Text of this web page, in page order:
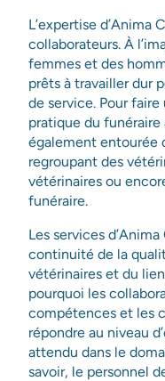
L’expertise d’Anima
collaborateurs. À
femmes et des
prêts à travailler dur
de service. Pour
pratique du funéraire
également entourée
regroupant des
vétérinaires ou
funéraire.
Les services
continuité de la
vétérinaires et du
pourquoi les
compétences et les
répondre au niveau
attendu dans le
savoir, le personnel